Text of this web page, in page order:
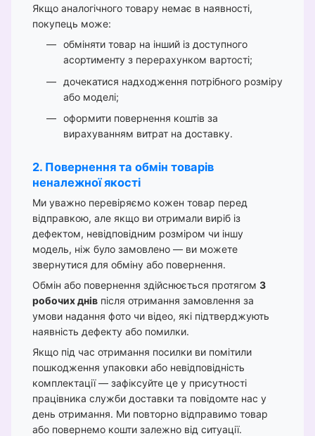
Якщо аналогічного товару немає в наявності,
покупець може:
обміняти товар на інший із доступного
асортименту з перерахунком вартості;
дочекатися надходження потрібного розміру
або моделі;
оформити повернення коштів за
вирахуванням витрат на доставку.
2. Повернення та обмін товарів
неналежної якості
Ми уважно перевіряємо кожен товар перед
відправкою, але якщо ви отримали виріб із
дефектом, невідповідним розміром чи іншу
модель, ніж було замовлено — ви можете
звернутися для обміну або повернення.
Обмін або повернення здійснюється протягом 3
робочих днів після отримання замовлення за
умови надання фото чи відео, які підтверджують
наявність дефекту або помилки.
Якщо під час отримання посилки ви помітили
пошкодження упаковки або невідповідність
комплектації — зафіксуйте це у присутності
працівника служби доставки та повідомте нас у
день отримання. Ми повторно відправимо товар
або повернемо кошти залежно від ситуації.